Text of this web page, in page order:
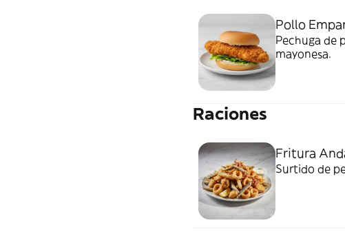
Pollo
Pechuga de
mayonesa.
Raciones
Fritura
Surtido de